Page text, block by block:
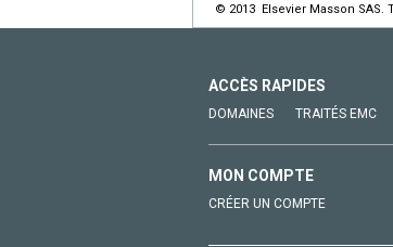
© 2013 Elsevier Masson SAS.
ACCÈS RAPIDES
DOMAINES TRAITÉS EMC
MON COMPTE
CRÉER UN COMPTE